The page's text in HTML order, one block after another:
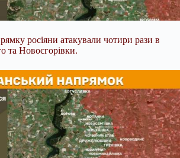
росіяни атакували чотири рази в
та Новоєгорівки.